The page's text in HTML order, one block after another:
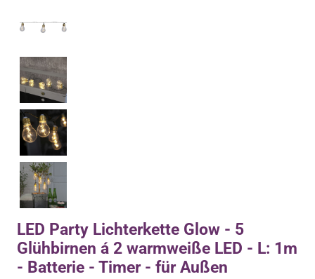
LED Party Lichterkette Glow - 5
Glühbirnen á 2 warmweiße LED - L: 1m
- Batterie - Timer - für Außen